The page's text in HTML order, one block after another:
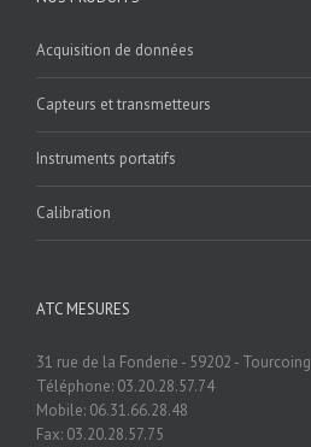
Acquisition de données
Capteurs et transmetteurs
Instruments portatifs
Calibration
ATC MESURES
31 rue de la Fonderie - 59202 - Tourcoing
Téléphone: 03.20.28.57.74
Mobile: 06.31.66.28.48
Fax: 03.20.28.57.75